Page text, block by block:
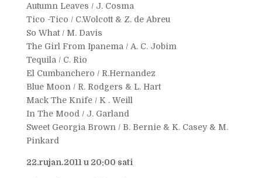
Autumn Leaves / J. Cosma
Tico -Tico / C.Wolcott & Z. de Abreu
So What / M. Davis
The Girl From Ipanema / A. C. Jobim
Tequila / C. Rio
El Cumbanchero / R.Hernandez
Blue Moon / R. Rodgers & L. Hart
Mack The Knife / K . Weill
In The Mood / J. Garland
Sweet Georgia Brown / B. Bernie & K. Casey & M.
Pinkard
22.rujan.2011 u 20:00 sati